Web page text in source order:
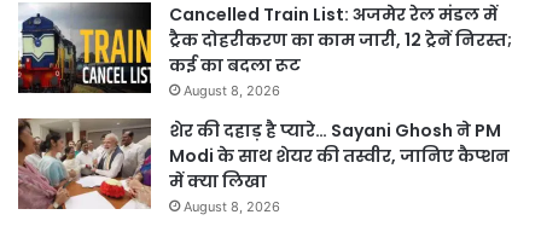
Cancelled Train List: अजमेर रेल मंडल में
ट्रैक दोहरीकरण का काम जारी, 12 ट्रेनें निरस्त;
कई का बदला रूट
August 8, 2026
शेर की दहाड़ है प्यारे… Sayani Ghosh ने PM
Modi के साथ शेयर की तस्वीर, जानिए कैप्शन
में क्या लिखा
August 8, 2026